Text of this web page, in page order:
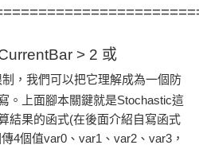
> 2 或
，我們可以把它理解成為一個防
。上面腳本關鍵就是Stochastic這
結果的函式(在後面介紹自寫函式
4個值var0、var1、var2、var3，